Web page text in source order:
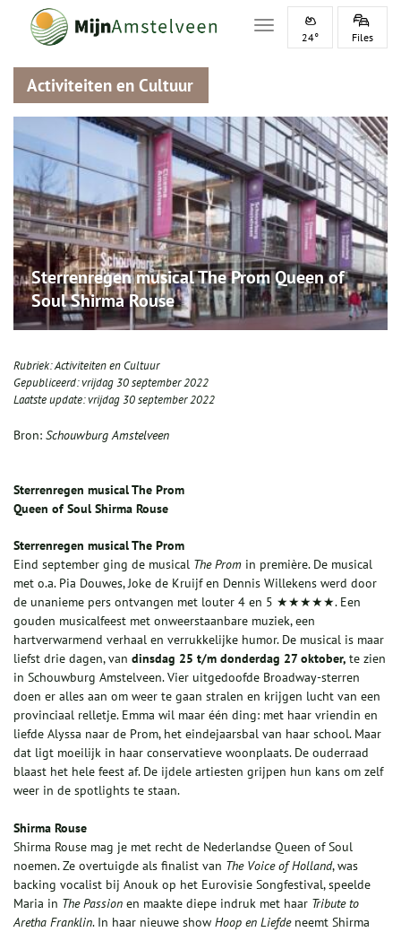
Toggle navigation
24° Files
Activiteiten en Cultuur
Sterrenregen musical The Prom Queen of
Soul Shirma Rouse
Rubriek:Activiteiten en Cultuur
Gepubliceerd:vrijdag 30 september 2022
Laatste update:vrijdag 30 september 2022
Bron: Schouwburg Amstelveen
Sterrenregen musical The Prom
Queen of Soul Shirma Rouse
Sterrenregen musical The Prom
Eind september ging de musical The Prom in première. De musical
met o.a. Pia Douwes, Joke de Kruijf en Dennis Willekens werd door
de unanieme pers ontvangen met louter 4 en 5 ★★★★★. Een
gouden musicalfeest met onweerstaanbare muziek, een
hartverwarmend verhaal en verrukkelijke humor. De musical is maar
liefst drie dagen, van dinsdag 25 t/m donderdag 27 oktober, te zien
in Schouwburg Amstelveen. Vier uitgedoofde Broadway-sterren
doen er alles aan om weer te gaan stralen en krijgen lucht van een
provinciaal relletje. Emma wil maar één ding: met haar vriendin en
liefde Alyssa naar de Prom, het eindejaarsbal van haar school. Maar
dat ligt moeilijk in haar conservatieve woonplaats. De ouderraad
blaast het hele feest af. De ijdele artiesten grijpen hun kans om zelf
weer in de spotlights te staan.
Shirma Rouse
Shirma Rouse mag je met recht de Nederlandse Queen of Soul
noemen. Ze overtuigde als finalist van The Voice of Holland, was
backing vocalist bij Anouk op het Eurovisie Songfestival, speelde
Maria in The Passion en maakte diepe indruk met haar Tribute to
Aretha Franklin. In haar nieuwe show Hoop en Liefdeneemt Shirma